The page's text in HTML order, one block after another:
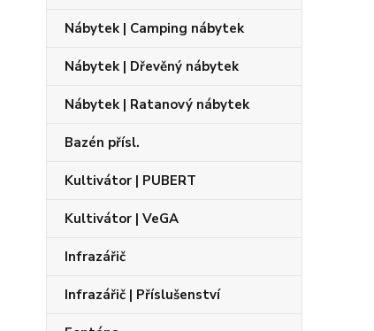
Nábytek | Camping nábytek
Nábytek | Dřevěný nábytek
Nábytek | Ratanový nábytek
Bazén přísl.
Kultivátor | PUBERT
Kultivátor | VeGA
Infrazářič
Infrazářič | Příslušenství